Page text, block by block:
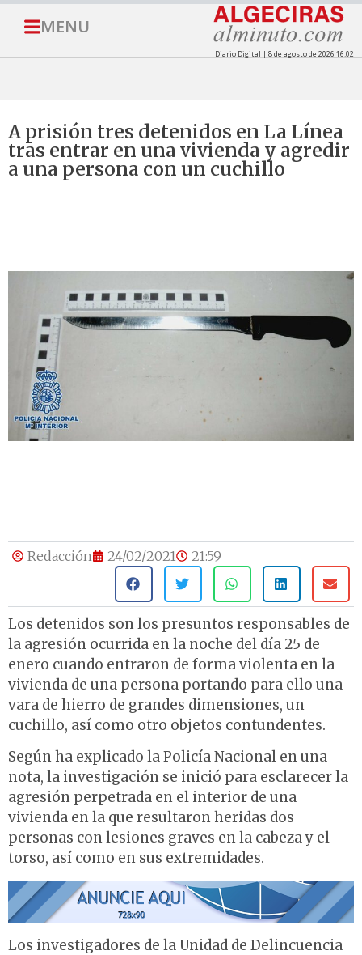
MENU
Diario Digital | 8 de agosto de 2026 16:02
A prisión tres detenidos en La Línea
tras entrar en una vivienda y agredir
a una persona con un cuchillo
Redacción 24/02/2021 21:59
Los detenidos son los presuntos responsables de
la agresión ocurrida en la noche del día 25 de
enero cuando entraron de forma violenta en la
vivienda de una persona portando para ello una
vara de hierro de grandes dimensiones, un
cuchillo, así como otro objetos contundentes.
Según ha explicado la Policía Nacional en una
nota, la investigación se inició para esclarecer la
agresión perpetrada en el interior de una
vivienda en la que resultaron heridas dos
personas con lesiones graves en la cabeza y el
torso, así como en sus extremidades.
Los investigadores de la Unidad de Delincuencia